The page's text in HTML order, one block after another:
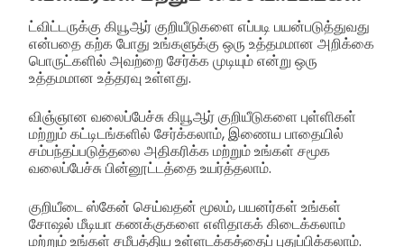
ட்விட்டருக்கு கியூஆர் குறியீடுகளை எப்படி பயன்படுத்துவது
என்பதை கற்க போது உங்களுக்கு ஒரு உத்தமமான அறிக்கை
பொருட்களில் அவற்றை சேர்க்க முடியும் என்று ஒரு
உத்தமமான உத்தரவு உள்ளது.
விஞ்ஞான வலைப்பேச்சு கியூஆர் குறியீடுகளை புள்ளிகள்
மற்றும் கட்டிடங்களில் சேர்க்கலாம், இணைய பாதையில்
சம்பந்தப்படுத்தலை அதிகரிக்க மற்றும் உங்கள் சமூக
வலைப்பேச்சு பின்னூட்டத்தை உயர்த்தலாம்.
குறியீடை ஸ்கேன் செய்வதன் மூலம், பயனர்கள் உங்கள்
சோஷல் மீடியா கணக்குகளை எளிதாகக் கிடைக்கலாம்
மற்றும் உங்கள் சமீபத்திய உள்ளடக்கத்தைப் புதுப்பிக்கலாம்.